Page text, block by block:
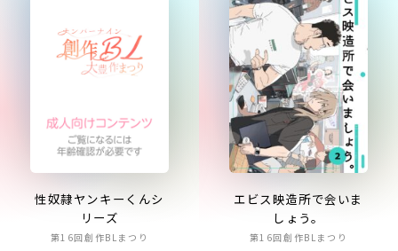
性奴隷ヤンキーくんシ
リーズ
第16回創作BLまつり
エビス映造所で会いま
しょう。
第16回創作BLまつり